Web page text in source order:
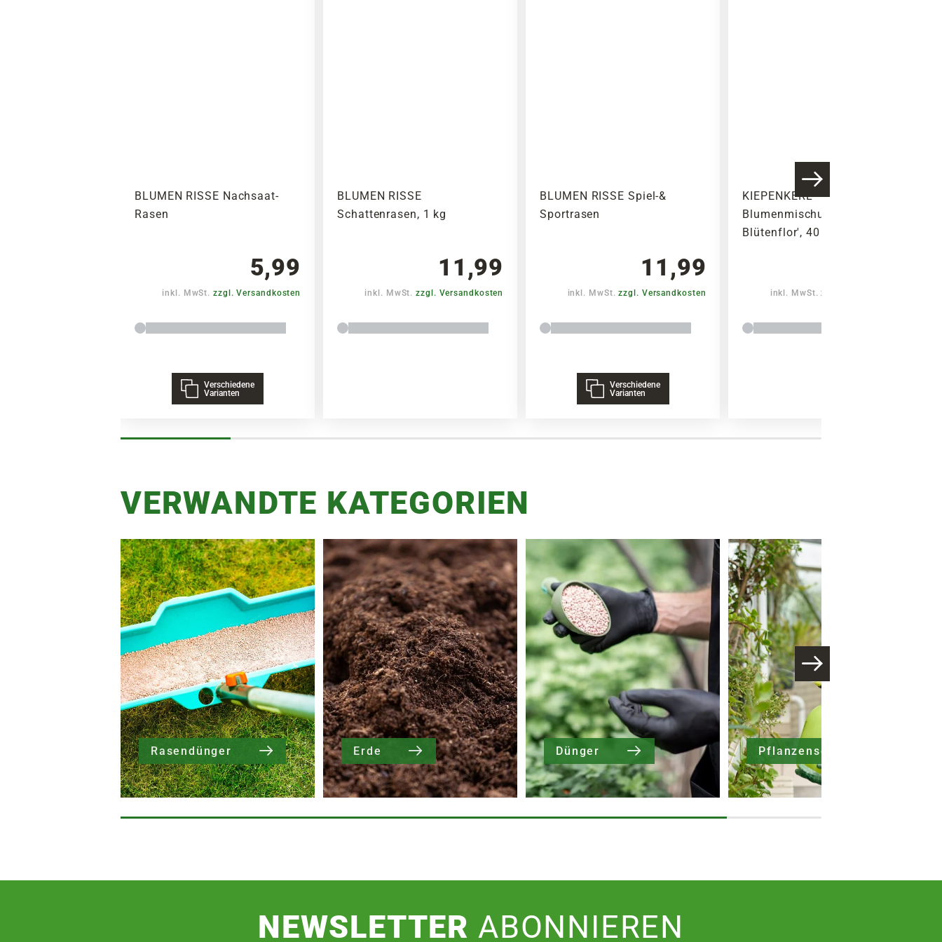
BLUMEN RISSE Nachsaat-
Rasen
5,99
inkl. MwSt.zzgl. Versandkosten
Verschiedene
Varianten
BLUMEN RISSE
Schattenrasen, 1 kg
11,99
inkl. MwSt.zzgl. Versandkosten
BLUMEN RISSE Spiel-&
Sportrasen
11,99
inkl. MwSt.zzgl. Versandkosten
Verschiedene
Varianten
KIEPENKERL
Blumenmischung 'Tempo
Blütenflor', 40 g
inkl. MwSt.zzgl. Versandkosten
VERWANDTE KATEGORIEN
Rasendünger Erde Dünger
NEWSLETTER ABONNIEREN